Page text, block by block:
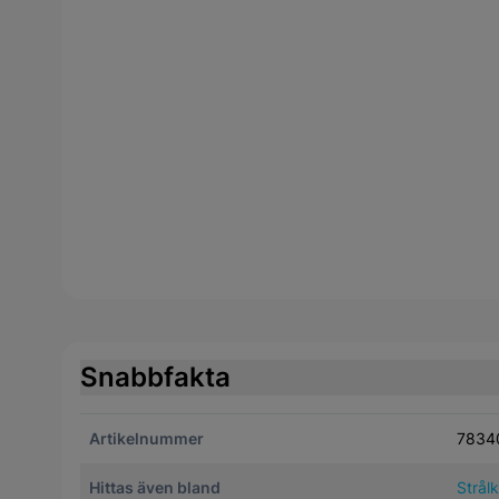
Snabbfakta
Artikelnummer
Hittas även bland